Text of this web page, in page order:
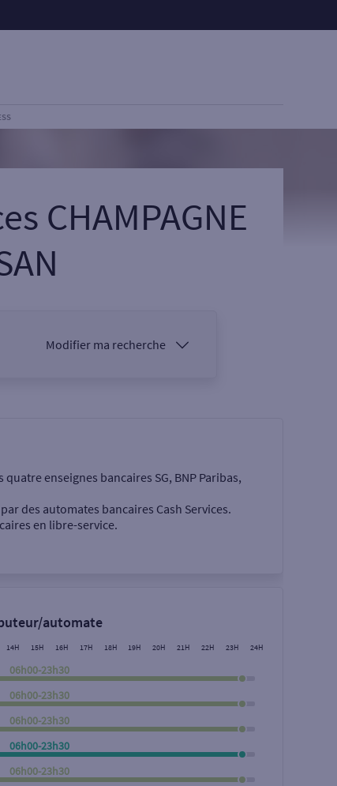
CHAMPAGNE
Modifier ma recherche
Rechercher
enseignes bancaires SG, BNP Paribas,
des automates bancaires Cash Services.
en libre-service.
automate
14H 15H 16H 17H 18H 19H 20H 21H 22H 23H 24H
06h00-23h30
06h00-23h30
06h00-23h30
06h00-23h30
06h00-23h30